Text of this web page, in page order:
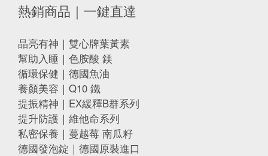
熱銷商品｜一鍵直達
晶亮有神｜雙心牌葉黃素
幫助入睡｜色胺酸 鎂
循環保健｜德國魚油
養顏美容｜Q10 鐵
提振精神｜EX緩釋B群系列
提升防護｜維他命系列
私密保養｜蔓越莓 南瓜籽
德國發泡錠｜德國原裝進口